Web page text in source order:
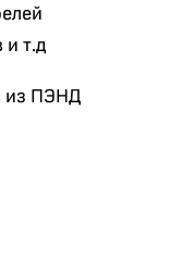
и т.д
из ПЭНД